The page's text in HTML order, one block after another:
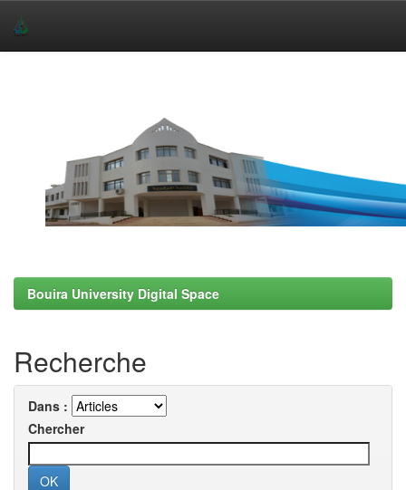
Bouira University Digital Space
Recherche
Dans :
Chercher